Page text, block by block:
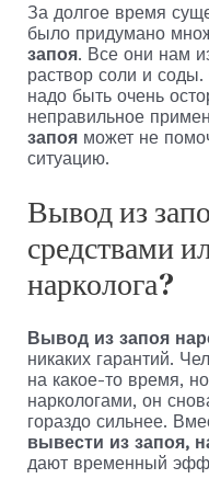
За долгое время
было придумано
запоя. Все они нам
раствор соли и
надо быть очень
неправильное
запояможет не
ситуацию.
Вывод из
средствами
нарколога?
Вывод из запоя
никаких гарантий.
на какое-то время,
наркологами, он
гораздо сильнее.
вывести из запоя,
дают временный